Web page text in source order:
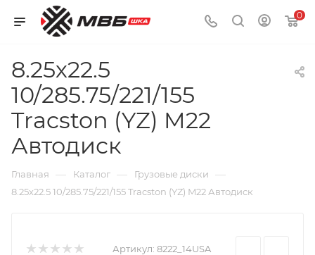
0
8.25х22.5
10/285.75/221/155
Tracston (YZ) M22
Автодиск
Главная — Каталог — Грузовые диски —
8.25х22.5 10/285.75/221/155 Tracston (YZ) M22 Автодиск
Артикул: 8222_14USA